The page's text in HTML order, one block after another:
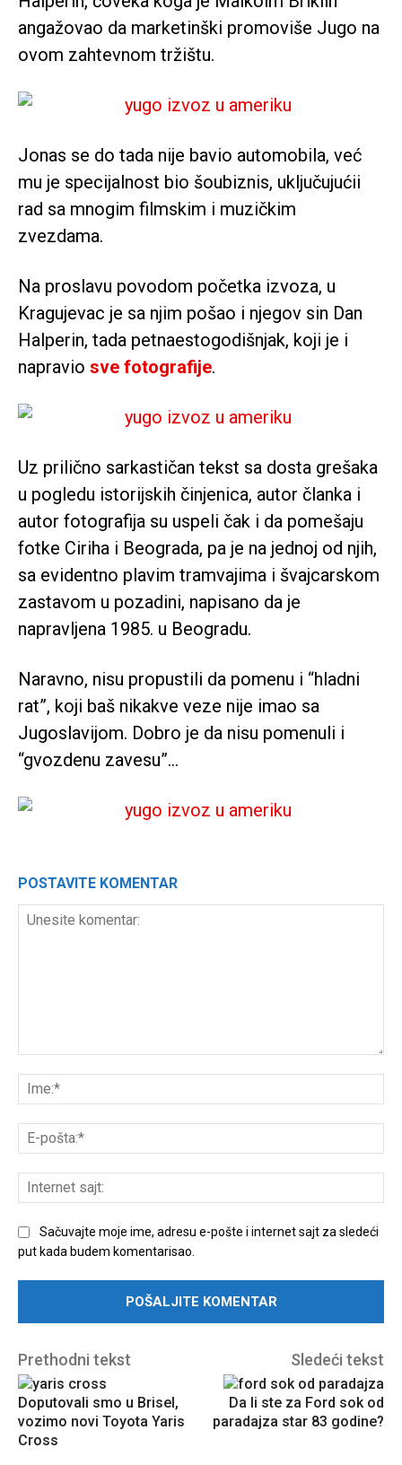
angažovao da marketinški promoviše Jugo na
ovom zahtevnom tržištu.
Jonas se do tada nije bavio automobila, već
mu je specijalnost bio šoubiznis, uključujućii
rad sa mnogim filmskim i muzičkim
zvezdama.
Na proslavu povodom početka izvoza, u
Kragujevac je sa njim pošao i njegov sin Dan
Halperin, tada petnaestogodišnjak, koji je i
napravio sve fotografije.
Uz prilično sarkastičan tekst sa dosta grešaka
u pogledu istorijskih činjenica, autor članka i
autor fotografija su uspeli čak i da pomešaju
fotke Ciriha i Beograda, pa je na jednoj od njih,
sa evidentno plavim tramvajima i švajcarskom
zastavom u pozadini, napisano da je
napravljena 1985. u Beogradu.
Naravno, nisu propustili da pomenu i “hladni
rat”, koji baš nikakve veze nije imao sa
Jugoslavijom. Dobro je da nisu pomenuli i
“gvozdenu zavesu”…
POSTAVITE KOMENTAR
komentar:
Sačuvajte moje ime, adresu e-pošte i internet sajt za sledeći
put kada budem komentarisao.
Prethodni tekst
Doputovali smo u Brisel,
vozimo novi Toyota Yaris
Cross
Sledeći tekst
Da li ste za Ford sok od
paradajza star 83 godine?